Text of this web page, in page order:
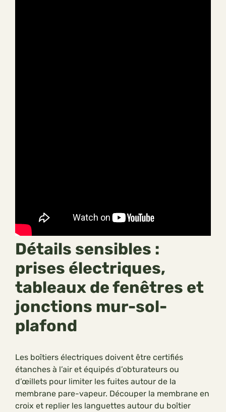
Détails sensibles :
prises électriques,
tableaux de fenêtres et
jonctions mur-sol-
plafond
Les boîtiers électriques doivent être certifiés
étanches à l’air et équipés d’obturateurs ou
d’œillets pour limiter les fuites autour de la
membrane pare-vapeur. Découper la membrane en
croix et replier les languettes autour du boîtier